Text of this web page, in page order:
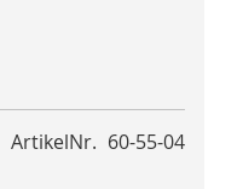
ArtikelNr. 60-55-04